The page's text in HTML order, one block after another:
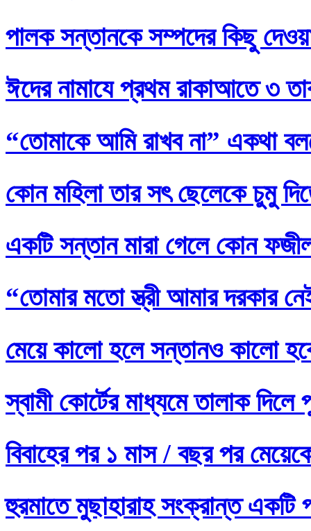
পালক সন্তানকে সম্পদের কিছু
ঈদের নামাযে প্রথম রাকাআতে ৩
“তোমাকে আমি রাখব না” একথা
কোন মহিলা তার সৎ ছেলেকে চুমু
একটি সন্তান মারা গেলে কোন
“তোমার মতো স্ত্রী আমার দরকার
মেয়ে কালো হলে সন্তানও কালো
স্বামী কোর্টের মাধ্যমে তালাক দিলে
বিবাহের পর ১ মাস / বছর পর
হুরমাতে মুছাহারাহ সংক্রান্ত